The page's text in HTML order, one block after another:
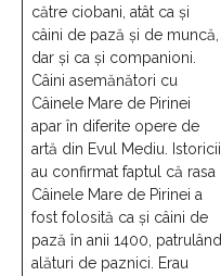
către ciobani, atât ca și
câini de pază și de muncă,
dar și ca și companioni.
Câini asemănători cu
Câinele Mare de Pirinei
apar în diferite opere de
artă din Evul Mediu. Istoricii
au confirmat faptul că rasa
Câinele Mare de Pirinei a
fost folosită ca și câini de
pază în anii 1400, patrulând
alături de paznici. Erau